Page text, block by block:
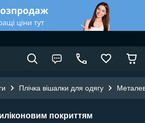
Плічка вішалки для одягу
покриттям